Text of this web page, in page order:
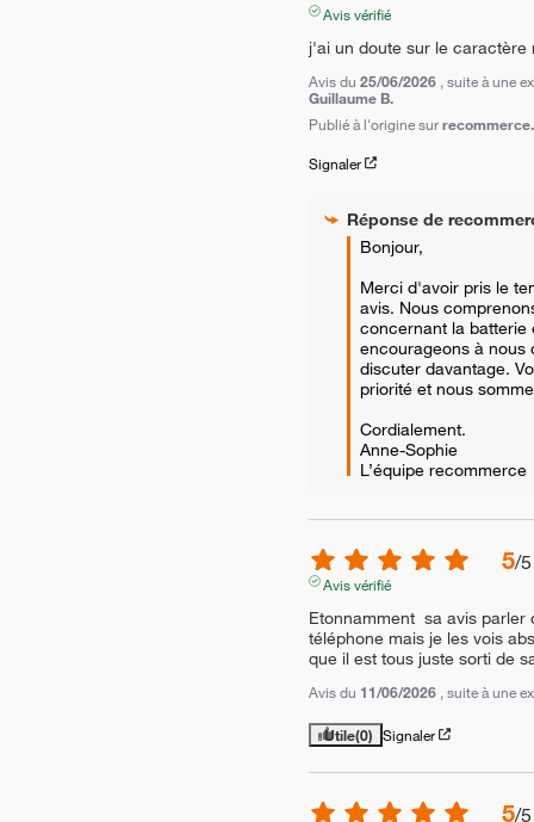
Avis vérifié
j'ai un doute sur le caractère
Avis du 25/06/2026 , suite à une
Guillaume B.
Publié à l'origine sur
Signaler
Réponse de
Bonjour,
Merci d'avoir pris le
avis. Nous
concernant la batterie
encourageons à nous
discuter davantage.
priorité et nous
Cordialement.
Anne-Sophie
L’équipe recommerce
5/5
Avis vérifié
Etonnamment  sa avis
téléphone mais je les vois
que il est tous juste sorti de
Avis du 11/06/2026 , suite à une
Utile(0) Signaler
5/5